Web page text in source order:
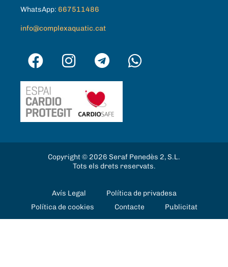
WhatsApp: 667511486
info@complexaquatic.cat
Copyright © 2026 Seraf Penedès 2, S.L.
Tots els drets reservats.
Avís Legal
Política de privadesa
Política de cookies
Contacte Publicitat